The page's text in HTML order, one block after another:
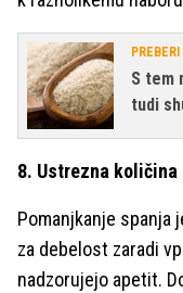
PREBERI
S tem
tudi
8. Ustrezna količina
Pomanjkanje spanja
za debelost zaradi
nadzorujejo apetit.